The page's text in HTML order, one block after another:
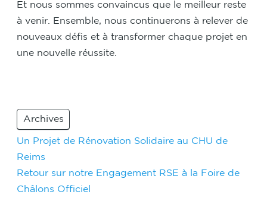
Et nous sommes convaincus que le meilleur reste
à venir. Ensemble, nous continuerons à relever de
nouveaux défis et à transformer chaque projet en
une nouvelle réussite.
Archives
Navigation
de
l’article
Un Projet de Rénovation Solidaire au CHU de
Reims
Retour sur notre Engagement RSE à la Foire de
Châlons Officiel